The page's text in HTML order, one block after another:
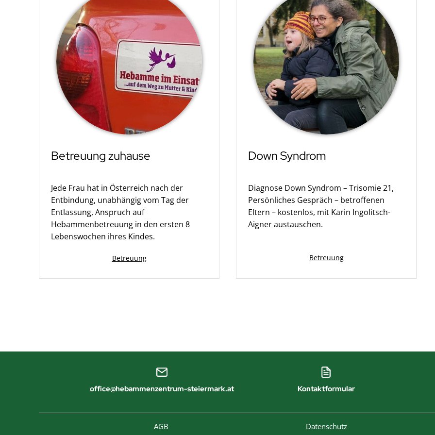
Betreuung zuhause
Jede Frau hat in Österreich nach der
Entbindung, unabhängig vom Tag der
Entlassung, Anspruch auf
Hebammenbetreuung in den ersten 8
Lebenswochen ihres Kindes.
Kategorisiert
Betreuung
Down Syndrom
Diagnose Down Syndrom – Trisomie 21,
Persönliches Gespräch – betroffenen
Eltern – kostenlos, mit Karin Ingolitsch-
Aigner austauschen.
Kategorisiert
Betreuung
office@hebammenzentrum-steiermark.at Kontaktformular
AGB Datenschutz